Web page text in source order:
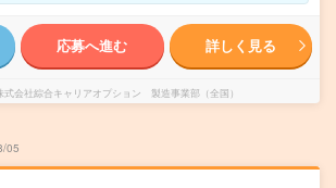
応募へ進む 詳しく見る
式会社綜合キャリアオプション 製造事業部（全国）
05